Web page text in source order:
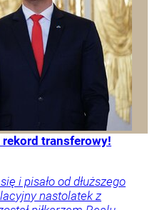
rekord transferowy!
i pisało od dłuższego
nastolatek z